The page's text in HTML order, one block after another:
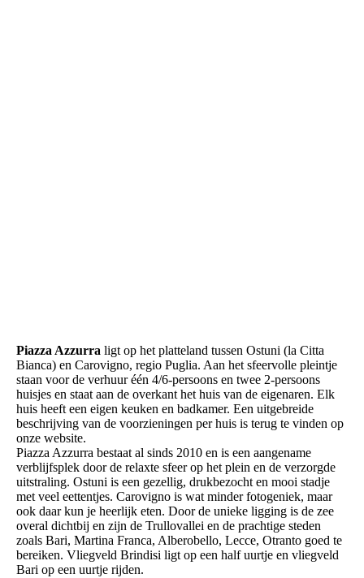
Piazza Azzurra ligt op het platteland tussen Ostuni (la Citta
Bianca) en Carovigno, regio Puglia. Aan het sfeervolle pleintje
staan voor de verhuur één 4/6-persoons en twee 2-persoons
huisjes en staat aan de overkant het huis van de eigenaren. Elk
huis heeft een eigen keuken en badkamer. Een uitgebreide
beschrijving van de voorzieningen per huis is terug te vinden op
onze website.
Piazza Azzurra bestaat al sinds 2010 en is een aangename
verblijfsplek door de relaxte sfeer op het plein en de verzorgde
uitstraling. Ostuni is een gezellig, drukbezocht en mooi stadje
met veel eettentjes. Carovigno is wat minder fotogeniek, maar
ook daar kun je heerlijk eten. Door de unieke ligging is de zee
overal dichtbij en zijn de Trullovallei en de prachtige steden
zoals Bari, Martina Franca, Alberobello, Lecce, Otranto goed te
bereiken. Vliegveld Brindisi ligt op een half uurtje en vliegveld
Bari op een uurtje rijden.